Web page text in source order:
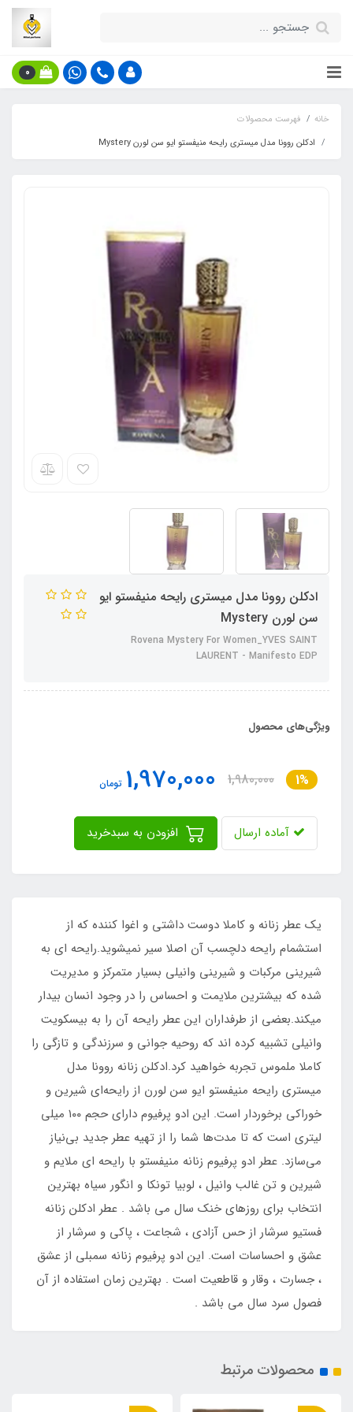
0
خانه
فهرست محصولات
ادکلن روونا مدل میستری رایحه منیفستو ایو سن لورن Mystery
ادکلن روونا مدل میستری رایحه منیفستو ایو
سن لورن Mystery
Rovena Mystery For Women_YVES SAINT
LAURENT - Manifesto EDP
ویژگی‌های محصول
1%
1,980,000
1,970,000 تومان
آماده ارسال
یک عطر زنانه و کاملا دوست داشتی و اغوا کننده که از
استشمام رایحه دلچسب آن اصلا سیر نمیشوید.رایحه ای به
شیرینی مرکبات و شیرینی وانیلی بسیار متمرکز و مدیریت
شده که بیشترین ملایمت و احساس را در وجود انسان بیدار
میکند.بعضی از طرفداران این عطر رایحه آن را به بیسکویت
وانیلی تشبیه کرده اند که روحیه جوانی و سرزندگی و تازگی را
کاملا ملموس تجربه خواهید کرد.ادکلن زنانه روونا مدل
میستری رایحه منیفستو ایو سن لورن از رایحه‌ای شیرین و
خوراکی برخوردار است. این ادو پرفیوم دارای حجم ۱۰۰ میلی
لیتری است که تا مدت‌ها شما را از تهیه عطر جدید بی‌نیاز
می‌سازد. عطر ادو پرفیوم زنانه منیفستو با رایحه ای ملایم و
شیرین و تن غالب وانیل ، لوبیا تونکا و انگور سیاه بهترین
انتخاب برای روزهای خنک سال می باشد . عطر ادکلن زنانه
فستیو سرشار از حس آزادی ، شجاعت ، پاکی و سرشار از
عشق و احساسات است. این ادو پرفیوم زنانه سمبلی از عشق
، جسارت ، وقار و قاطعیت است . بهترین زمان استفاده از آن
فصول سرد سال می باشد .
محصولات مرتبط